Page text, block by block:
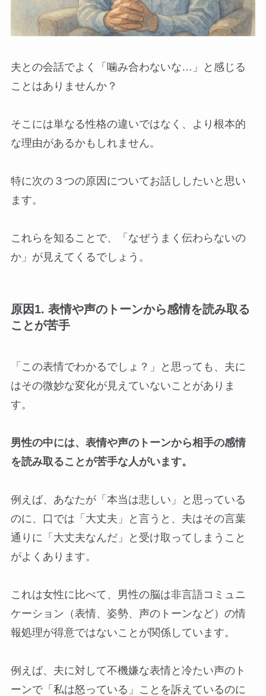
夫との会話でよく「噛み合わないな…」と感じる
ことはありませんか？
そこには単なる性格の違いではなく、より根本的
な理由があるかもしれません。
特に次の３つの原因についてお話ししたいと思い
ます。
これらを知ることで、「なぜうまく伝わらないの
か」が見えてくるでしょう。
原因1. 表情や声のトーンから感情を読み取る
ことが苦手
「この表情でわかるでしょ？」と思っても、夫に
はその微妙な変化が見えていないことがありま
す。
男性の中には、表情や声のトーンから相手の感情
を読み取ることが苦手な人がいます。
例えば、あなたが「本当は悲しい」と思っている
のに、口では「大丈夫」と言うと、夫はその言葉
通りに「大丈夫なんだ」と受け取ってしまうこと
がよくあります。
これは女性に比べて、男性の脳は非言語コミュニ
ケーション（表情、姿勢、声のトーンなど）の情
報処理が得意ではないことが関係しています。
例えば、夫に対して不機嫌な表情と冷たい声のト
ーンで「私は怒っている」ことを訴えているのに